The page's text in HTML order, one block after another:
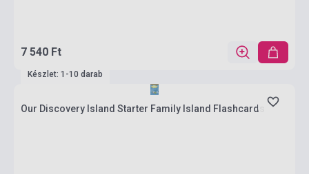
7 540 Ft
Készlet: 1-10 darab
Our Discovery Island Starter Family Island Flashcards